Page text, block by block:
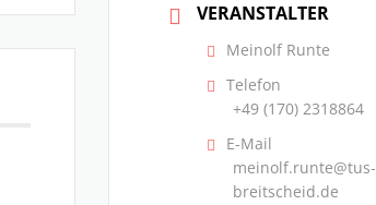
VERANSTALTER
Meinolf Runte
Telefon
+49 (170) 2318864
E-Mail
meinolf.runte@tus-
breitscheid.de